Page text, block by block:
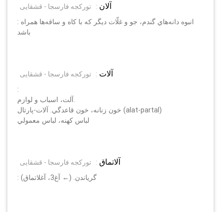
آلان : تورکجه فارسجا - قشقایی
: انبوه دانه‌هاي گندم، جو و غلّات ديگر كه با كاه و ساقه‌ها همراه
باشد
آلات : تورکجه فارسجا - قشقایی
:
خون زنانه، خون قاعدگي. آلات-پارتال (alat-partal)
لباس كهنه، لباس معمولي
آلاتماق : تورکجه فارسجا - قشقایی
: گرياندن. (← آغ3، آغلاتماق)